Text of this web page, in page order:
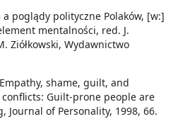
poglądy polityczne Polaków, [w:]
mentalności, red. J.
Ziółkowski, Wydawnictwo
shame, guilt, and
Guilt-prone people are
Journal of Personality, 1998, 66.